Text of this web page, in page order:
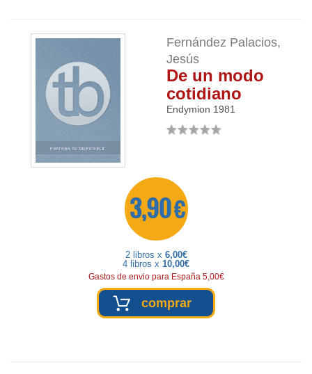
Fernández Palacios,
Jesús
De un modo
cotidiano
Endymion 1981
3,90 €
2 libros x 6,00€
4 libros x 10,00€
Gastos de envio para España 5,00€
comprar